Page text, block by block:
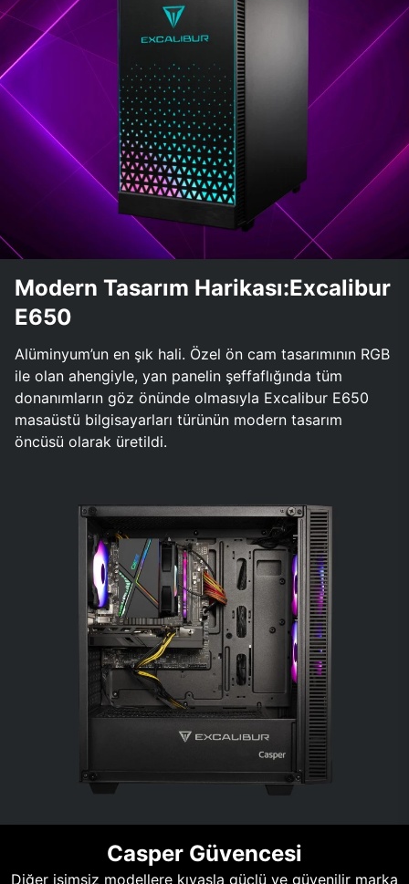
Modern Tasarım Harikası:Excalibur
E650
Alüminyum’un en şık hali. Özel ön cam tasarımının RGB
ile olan ahengiyle, yan panelin şeffaflığında tüm
donanımların göz önünde olmasıyla Excalibur E650
masaüstü bilgisayarları türünün modern tasarım
öncüsü olarak üretildi.
Casper Güvencesi
Diğer isimsiz modellere kıyasla güçlü ve güvenilir marka